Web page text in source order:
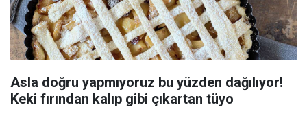
Asla doğru yapmıyoruz bu yüzden dağılıyor!
Keki fırından kalıp gibi çıkartan tüyo